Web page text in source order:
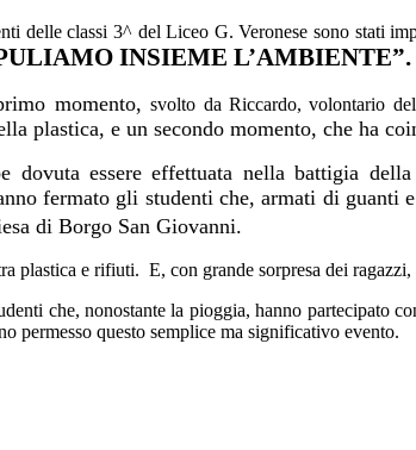
delle classi 3^ del Liceo G. Veronese sono stati
INSIEME L’AMBIENTE”.
momento,svolto da Riccardo, volontario
plastica, e un secondo momento, che ha
dovuta essere effettuata nella battigia
fermato gli studenti che, armati di guanti
di Borgo San Giovanni.
plastica e rifiuti. E, con grande sorpresa dei
che, nonostante la pioggia, hanno partecipato
permesso questo semplice ma significativo evento.